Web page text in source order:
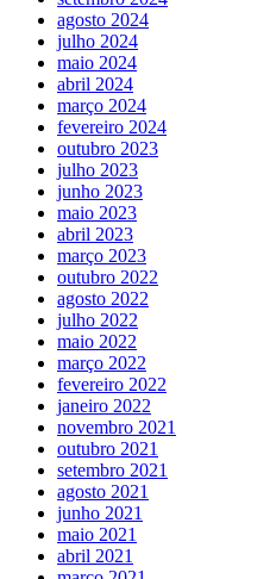
agosto 2024
julho 2024
maio 2024
abril 2024
março 2024
fevereiro 2024
outubro 2023
julho 2023
junho 2023
maio 2023
abril 2023
março 2023
outubro 2022
agosto 2022
julho 2022
maio 2022
março 2022
fevereiro 2022
janeiro 2022
novembro 2021
outubro 2021
setembro 2021
agosto 2021
junho 2021
maio 2021
abril 2021